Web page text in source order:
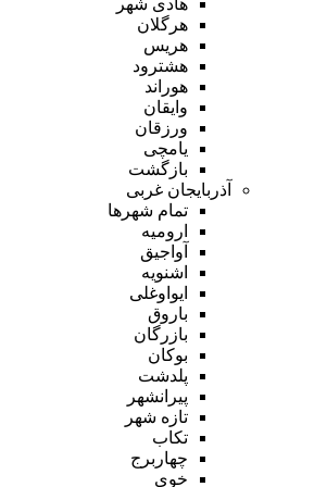
هرگلان
هریس
هشترود
هوراند
وایقان
ورزقان
یامچی
بازگشت
آذربایجان غربی
تمام شهر‌ها
ارومیه
آواجیق
اشنویه
ایواوغلی
باروق
بازرگان
بوکان
پلدشت
پیرانشهر
تازه شهر
تکاب
چهاربرج
خوی